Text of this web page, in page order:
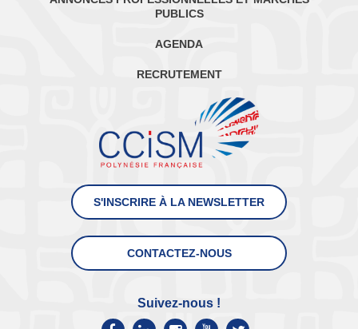
PUBLICS
AGENDA
RECRUTEMENT
S'INSCRIRE À LA NEWSLETTER
CONTACTEZ-NOUS
Suivez-nous !